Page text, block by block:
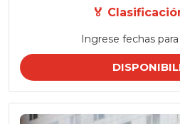
🏅
Ingrese fechas